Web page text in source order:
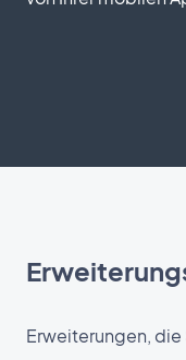
Erweiterungen,